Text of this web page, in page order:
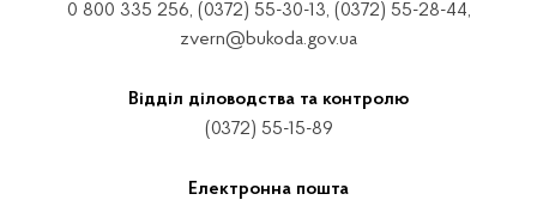
0 800 335 256, (0372) 55-30-13, (0372) 55-28-44,
zvern@bukoda.gov.ua
Відділ діловодства та контролю
(0372) 55-15-89
Електронна пошта